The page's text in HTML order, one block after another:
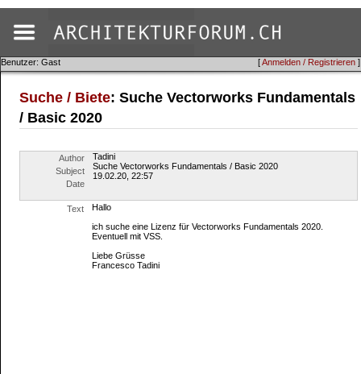
[Anmelden / Registrieren ]
Benutzer: Gast
Suche / Biete: Suche Vectorworks Fundamentals
/ Basic 2020
Author
Tadini
Subject
Suche Vectorworks Fundamentals / Basic 2020
Date
19.02.20, 22:57
Text
Hallo
ich suche eine Lizenz für Vectorworks Fundamentals 2020.
Eventuell mit VSS.
Liebe Grüsse
Francesco Tadini